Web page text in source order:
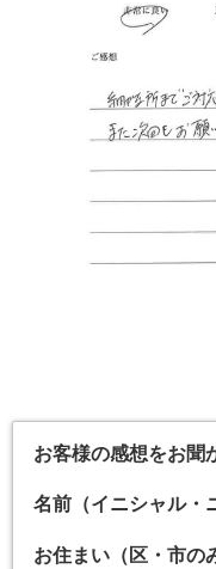
お客様の感想をお聞
名前（イニシャル・
お住まい（区・市の